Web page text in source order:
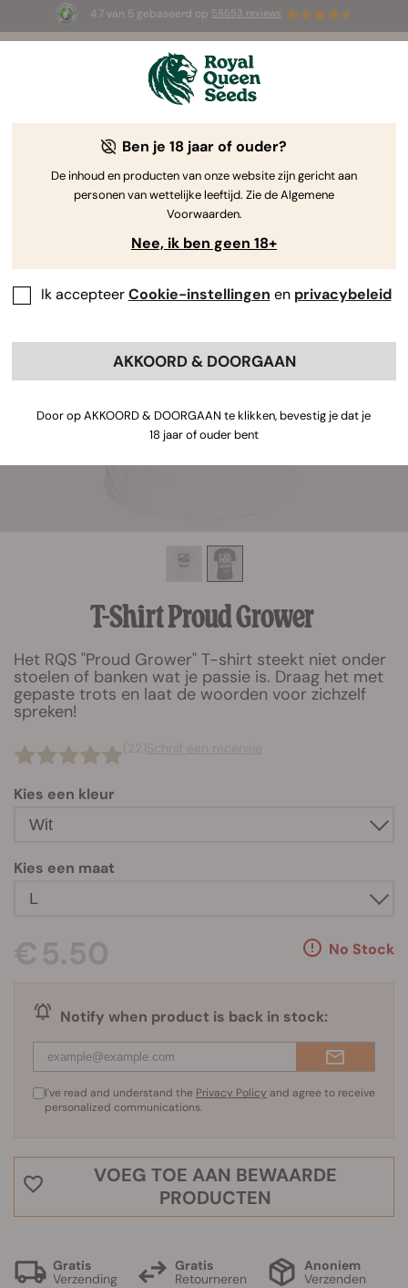
4.7 van 5 gebaseerd op 58653 reviews
☀️ Summer Sales: tot wel 50% korting
op geselecteerde producten! ⏤
T-Shirt Proud Grower
Het RQS "Proud Grower" T-shirt steekt niet onder
stoelen of banken wat je passie is. Draag het met
gepaste trots en laat de woorden voor zichzelf
spreken!
Kies een kleur
Kies een maat
No Stock
Notify when product is back in stock:
I've read and understand the Privacy Policy and agree to receive
personalized communications.
VOEG TOE AAN BEWAARDE
PRODUCTEN
Gratis
Verzending
Gratis
Retourneren
Anoniem
Verzenden
Ben je 18 jaar of ouder?
De inhoud en producten van onze website zijn gericht aan
personen van wettelijke leeftijd. Zie de Algemene
Voorwaarden.
Nee, ik ben geen 18+
Ik accepteerCookie-instellingen en privacybeleid
AKKOORD & DOORGAAN
Door op AKKOORD & DOORGAAN te klikken, bevestig je dat je
18 jaar of ouder bent